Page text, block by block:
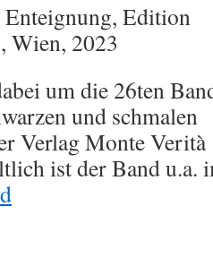
Edition
Wien, 2023
um die 26ten
und schmalen
Verlag Monte Verità
ist der Band u.a.